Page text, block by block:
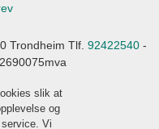
Trondheim Tlf. 92422540-
slik at
og
Vi